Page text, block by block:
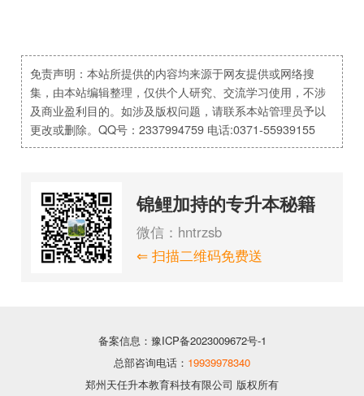
免责声明：本站所提供的内容均来源于网友提供或网络搜
集，由本站编辑整理，仅供个人研究、交流学习使用，不涉
及商业盈利目的。如涉及版权问题，请联系本站管理员予以
更改或删除。QQ号：2337994759 电话:0371-55939155
锦鲤加持的专升本秘籍
微信：hntrzsb
⇐ 扫描二维码免费送
备案信息：豫ICP备2023009672号-1
总部咨询电话： 19939978340
郑州天任升本教育科技有限公司 版权所有